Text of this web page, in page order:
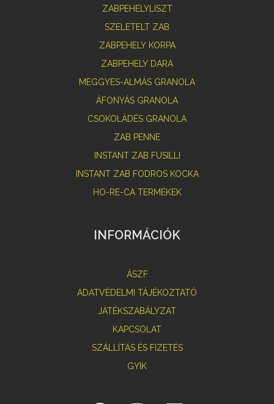
ZABPEHELYLISZT
SZELETELT ZAB
ZABPEHELY KORPA
ZABPEHELY DARA
MEGGYES-ALMÁS GRANOLA
ÁFONYÁS GRANOLA
CSOKOLÁDÉS GRANOLA
ZAB PENNE
INSTANT ZAB FUSILLI
INSTANT ZAB FODROS KOCKA
HO-RE-CA TERMÉKEK
INFORMÁCIÓK
ÁSZF
ADATVÉDELMI TÁJÉKOZTATÓ
JÁTÉKSZABÁLYZAT
KAPCSOLAT
SZÁLLÍTÁS ÉS FIZETÉS
GYIK